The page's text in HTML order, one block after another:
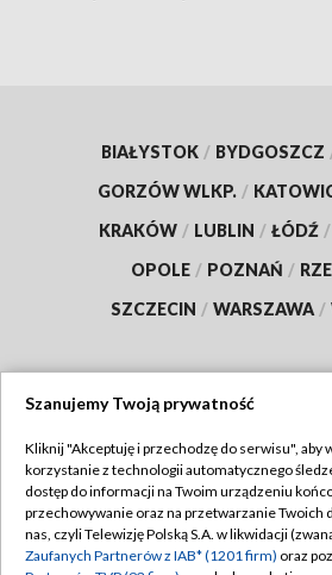
BIAŁYSTOK / BYDGOSZCZ
GORZÓW WLKP. /
KRAKÓW / LUBLIN / ŁÓDŹ /
OPOLE / POZNAŃ /
SZCZECIN / WARSZAWA /
TVP
Abonament TVP
Emisja w TVP
Regulamin
Polityka
Szanujemy Twoją prywatność
Kliknij "Akceptuję i przechodzę do serwisu", aby
korzystanie z technologii automatycznego
dostęp do informacji na Twoim urządzeniu
przechowywanie oraz na przetwarzanie Twoich
nas, czyli Telewizję Polską S.A. w likwidacji
Zaufanych Partnerów z IAB* (1201 firm) oraz